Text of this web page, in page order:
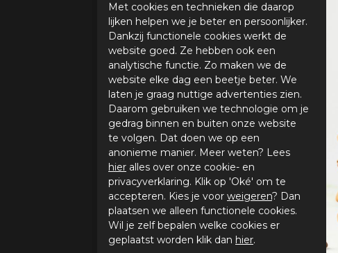
Met cookies en technieken die daarop
lijken helpen we je beter en persoonlijker.
Dankzij functionele cookies werkt de
website goed. Ze hebben ook een
analytische functie. Zo maken we de
website elke dag een beetje beter. We
laten je graag nuttige advertenties zien.
Daarom gebruiken we technologie om je
gedrag binnen en buiten onze website
te volgen. Dat doen we op een
anonieme manier. Meer weten? Lees
hier alles over onze cookie- en
privacyverklaring. Klik op 'Oké' om te
accepteren. Kies je voor weigeren? Dan
plaatsen we alleen functionele cookies.
Wil je zelf bepalen welke cookies er
geplaatst worden klik dan hier.